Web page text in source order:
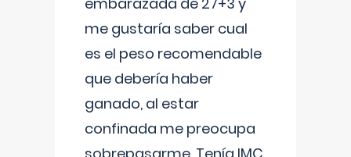
me gustaría saber cual
es el peso recomendable
que debería haber
ganado, al estar
confinada me preocupa